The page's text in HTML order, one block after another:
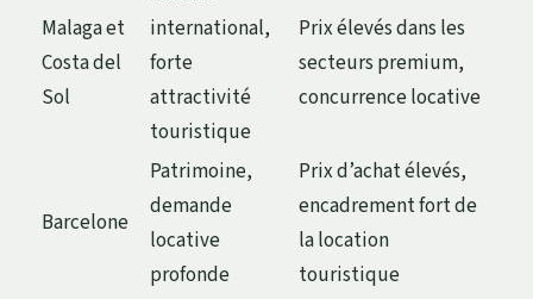
Malaga et
Costa del
Sol
international,
forte
attractivité
touristique
Prix élevés dans les
secteurs premium,
concurrence locative
Barcelone
Patrimoine,
demande
locative
profonde
Prix d’achat élevés,
encadrement fort de
la location
touristique